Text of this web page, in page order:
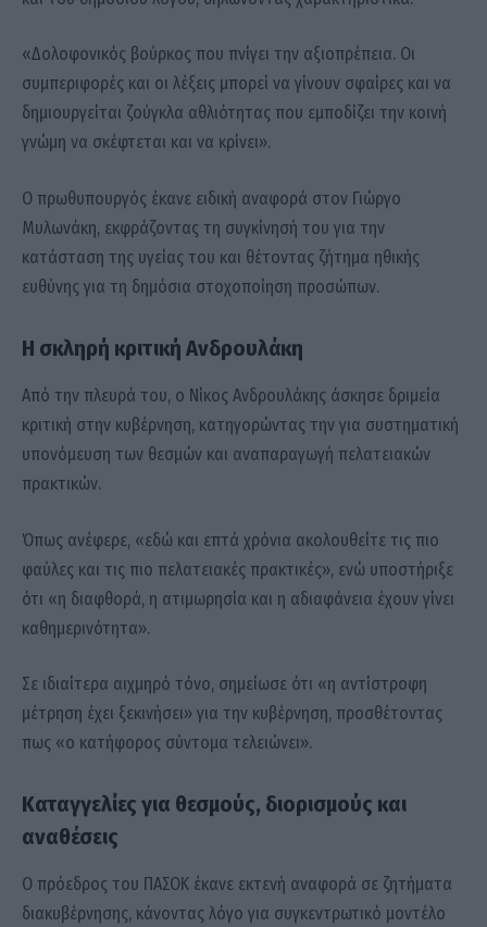
«Δολοφονικός βούρκος που πνίγει την αξιοπρέπεια. Οι
συμπεριφορές και οι λέξεις μπορεί να γίνουν σφαίρες και να
δημιουργείται ζούγκλα αθλιότητας που εμποδίζει την κοινή
γνώμη να σκέφτεται και να κρίνει».
Ο πρωθυπουργός έκανε ειδική αναφορά στον Γιώργο
Μυλωνάκη, εκφράζοντας τη συγκίνησή του για την
κατάσταση της υγείας του και θέτοντας ζήτημα ηθικής
ευθύνης για τη δημόσια στοχοποίηση προσώπων.
Η σκληρή κριτική Ανδρουλάκη
Από την πλευρά του, ο Νίκος Ανδρουλάκης άσκησε δριμεία
κριτική στην κυβέρνηση, κατηγορώντας την για συστηματική
υπονόμευση των θεσμών και αναπαραγωγή πελατειακών
πρακτικών.
Όπως ανέφερε, «εδώ και επτά χρόνια ακολουθείτε τις πιο
φαύλες και τις πιο πελατειακές πρακτικές», ενώ υποστήριξε
ότι «η διαφθορά, η ατιμωρησία και η αδιαφάνεια έχουν γίνει
καθημερινότητα».
Σε ιδιαίτερα αιχμηρό τόνο, σημείωσε ότι «η αντίστροφη
μέτρηση έχει ξεκινήσει» για την κυβέρνηση, προσθέτοντας
πως «ο κατήφορος σύντομα τελειώνει».
Καταγγελίες για θεσμούς, διορισμούς και
αναθέσεις
Ο πρόεδρος του ΠΑΣΟΚ έκανε εκτενή αναφορά σε ζητήματα
διακυβέρνησης, κάνοντας λόγο για συγκεντρωτικό μοντέλο